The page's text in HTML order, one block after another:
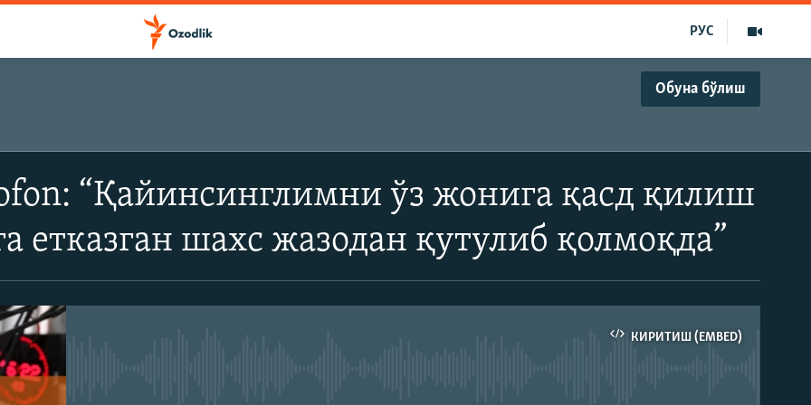
РУС
Обуна бўлиш
“Қайинсинглимни ўз жонига қасд қилиш
етказган шахс жазодан қутулиб қолмоқда”
КИРИТИШ (EMBED)